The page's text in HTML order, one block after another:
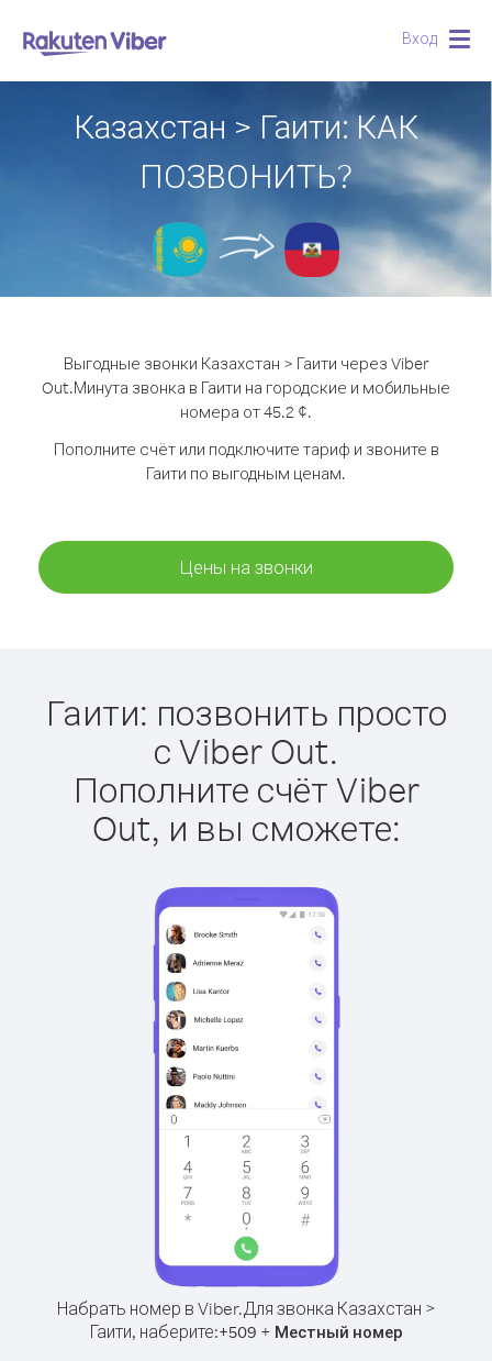
Вход
Казахстан > Гаити: КАК
ПОЗВОНИТЬ?
Выгодные звонки Казахстан > Гаити через Viber
Out.Минута звонка в Гаити на городские и мобильные
номера от 45.2 ¢.
Пополните счёт или подключите тариф и звоните в
Гаити по выгодным ценам.
Цены на звонки
Гаити: позвонить просто
с Viber Out.
Пополните счёт Viber
Out, и вы сможете:
Набрать номер в Viber.Для звонка Казахстан >
Гаити, наберите:+509 + Местный номер